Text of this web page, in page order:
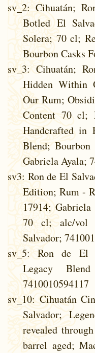
sv_2: Cihuatán;
Botled El
Solera; 70 cl;
Bourbon Casks
sv_3: Cihuatán;
Hidden Within
Our Rum;
Content 70 cl;
Handcrafted in
Blend; Bourbon
Gabriela Ayala;
sv3: Ron de El
Edition; Rum -
17914;
70 cl; alc/vol
Salvador;
sv_5: Ron de El
Legacy
7410010594117
sv_10: Cihuatán
Salvador;
revealed
barrel aged;